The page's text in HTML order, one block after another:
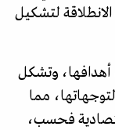
لتشكيل
وتشكل
مما
فحسب،